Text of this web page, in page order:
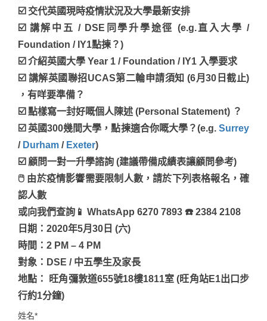
☑️ 交代英國現時疫情狀況及大學最新安排
☑️ 講解中五 / DSE同學升學途徑 (e.g.直入大學 /
Foundation / IY1點揀？)
☑️ 介紹英國大學 Year 1 / Foundation / IY1 入學要求
☑️ 講解英國聯招UCAS第二輪申請須知 (6月30日截止)
，有咩要準備？
☑️ 點樣寫一封好嘅個人陳述 (Personal Statement) ？
☑️ 英國300幾間大學，點揀適合你嘅大學？(e.g. Surrey
/ Durham / Exeter)
☑️ 顧問一對一升學諮詢 (建議帶備成績表讓顧問參考)
🖱 由於疫情影響需要限制人數，請於下列表格報名，確
認人數
或向我們查詢📱 WhatsApp 6270 7893 ☎️ 2384 2108
日期：2020年5月30日 (六)
時間：2 PM – 4 PM
對象：DSE / 中五學生及家長
地點： 旺角彌敦道655號18樓1811室 (旺角站E1出口步
行約1分鐘)
姓名*